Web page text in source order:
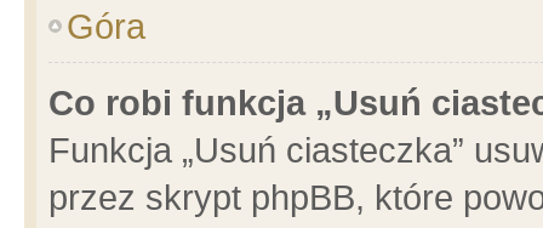
Góra
Co robi funkcja „Usuń
Funkcja „Usuń ciasteczka”
przez skrypt phpBB, które